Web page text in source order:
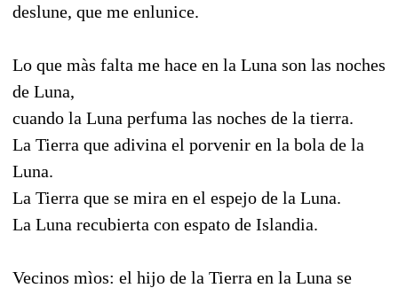
deslune, que me enlunice.
Lo que màs falta me hace en la Luna son las noches
de Luna,
cuando la Luna perfuma las noches de la tierra.
La Tierra que adivina el porvenir en la bola de la
Luna.
La Tierra que se mira en el espejo de la Luna.
La Luna recubierta con espato de Islandia.
Vecinos mìos: el hijo de la Tierra en la Luna se